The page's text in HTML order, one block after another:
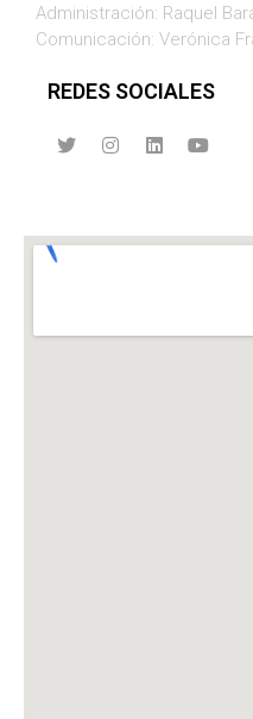
Administración: Raquel
Comunicación: Verónica
REDES SOCIALES